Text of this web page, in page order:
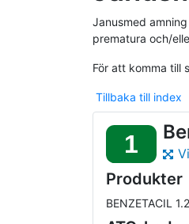
Janusmed
prematura och/
För att komma till
Tillbaka till index
1
Produkter
BENZETACIL